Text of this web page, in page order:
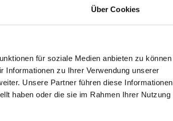
Über Cookies
für soziale Medien anbieten zu können
Informationen zu Ihrer Verwendung unserer
Unsere Partner führen diese Informationen
haben oder die sie im Rahmen Ihrer Nutzung